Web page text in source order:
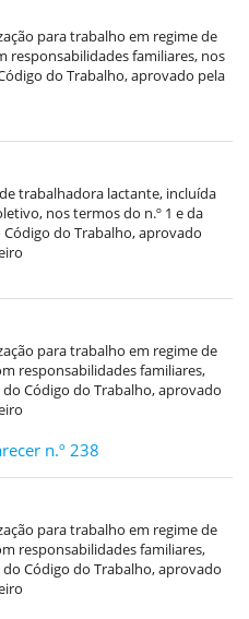
para trabalho em regime de
responsabilidades familiares, nos
do Trabalho, aprovado pela
trabalhadora lactante, incluída
nos termos do n.º 1 e da
Código do Trabalho, aprovado
para trabalho em regime de
responsabilidades familiares,
Código do Trabalho, aprovado
n.º 238
para trabalho em regime de
responsabilidades familiares,
Código do Trabalho, aprovado